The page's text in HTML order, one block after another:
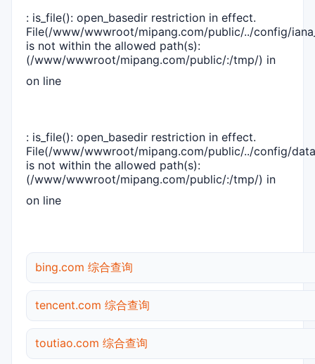
: is_file(): open_basedir restriction in effect.
File(/www/wwwroot/mipang.com/public/../config/
is not within the allowed path(s):
(/www/wwwroot/mipang.com/public/:/tmp/) in
on line
: is_file(): open_basedir restriction in effect.
File(/www/wwwroot/mipang.com/public/../config/
is not within the allowed path(s):
(/www/wwwroot/mipang.com/public/:/tmp/) in
on line
bing.com 综合查询
tencent.com 综合查询
toutiao.com 综合查询